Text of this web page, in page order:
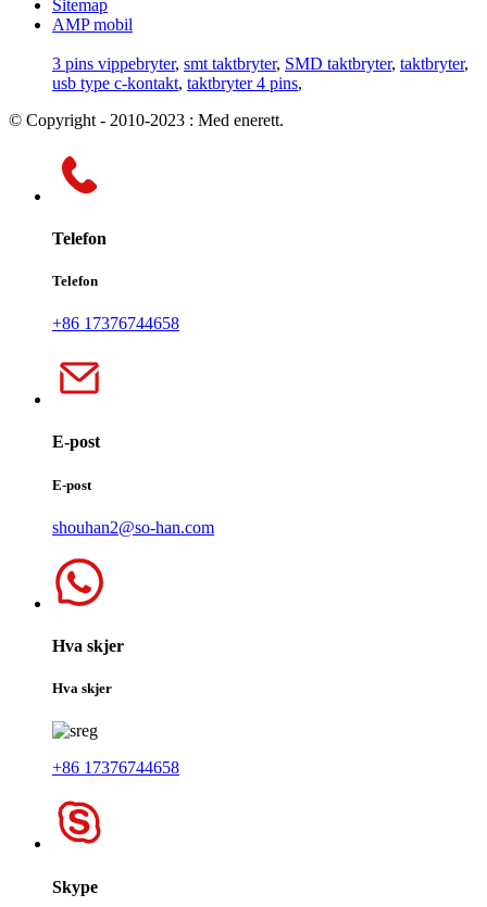
Sitemap
AMP mobil
3 pins vippebryter, smt taktbryter, SMD taktbryter, taktbryter,
usb type c-kontakt, taktbryter 4 pins,
© Copyright - 2010-2023 : Med enerett.
Telefon
Telefon
+86 17376744658
E-post
E-post
shouhan2@so-han.com
Hva skjer
Hva skjer
+86 17376744658
Skype